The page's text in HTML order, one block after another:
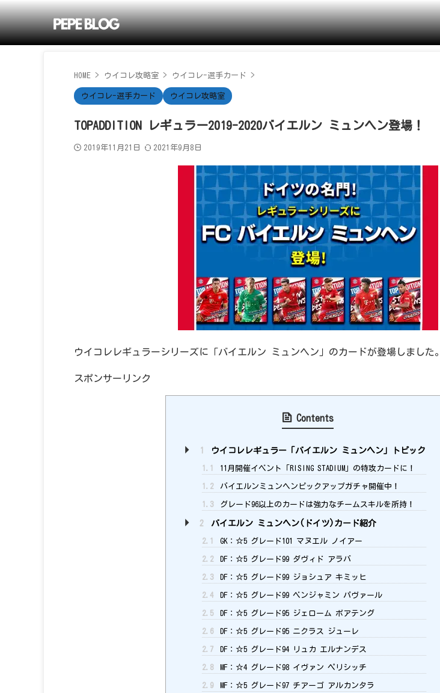
HOME > ウイコレ攻略室 > ウイコレ-選手カード >
ウイコレ-選手カード ウイコレ攻略室
TOPADDITION レギュラー2019-2020バイエルン ミュンヘン登場！
2019年11月21日 2021年9月8日
ウイコレレギュラーシリーズに「バイエルン ミュンヘン」のカードが登場しました。
スポンサーリンク
Contents
1 ウイコレレギュラー「バイエルン ミュンヘン」トピック
1.1 11月開催イベント「RISING STADIUM」の特攻カードに！
1.2 バイエルンミュンヘンピックアップガチャ開催中！
1.3 グレード96以上のカードは強力なチームスキルを所持！
2 バイエルン ミュンヘン(ドイツ)カード紹介
2.1 GK：☆5 グレード101 マヌエル ノイアー
2.2 DF：☆5 グレード99 ダヴィド アラバ
2.3 DF：☆5 グレード99 ジョシュア キミッヒ
2.4 DF：☆5 グレード99 ベンジャミン パヴァール
2.5 DF：☆5 グレード95 ジェローム ボアテング
2.6 DF：☆5 グレード95 ニクラス ジューレ
2.7 DF：☆5 グレード94 リュカ エルナンデス
2.8 MF：☆4 グレード98 イヴァン ペリシッチ
2.9 MF：☆5 グレード97 チアーゴ アルカンタラ